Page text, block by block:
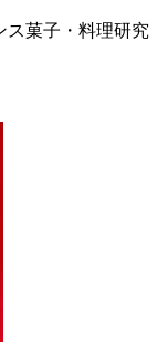
ス菓子・料理研究